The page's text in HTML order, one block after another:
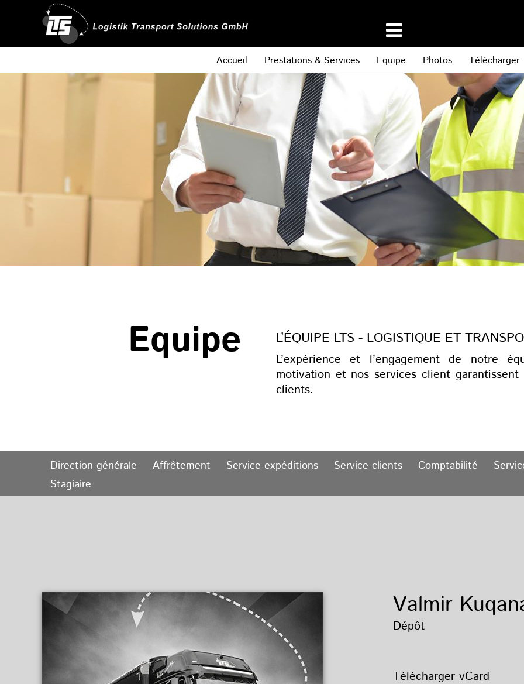
Accueil Prestations & Services Equipe Photos Télécharger
Equipe L’ÉQUIPE LTS - LOGISTIQUE ET
L’expérience et l’engagement de notre
motivation et nos services client
clients.
Direction générale Affrêtement Service expéditions Service clients Comptabilité
Stagiaire
Valmir
Dépôt
Télécharger vCard